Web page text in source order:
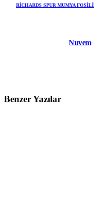
RICHARDS SPUR MUMYA FOSILI
Nuvem
Benzer Yazılar